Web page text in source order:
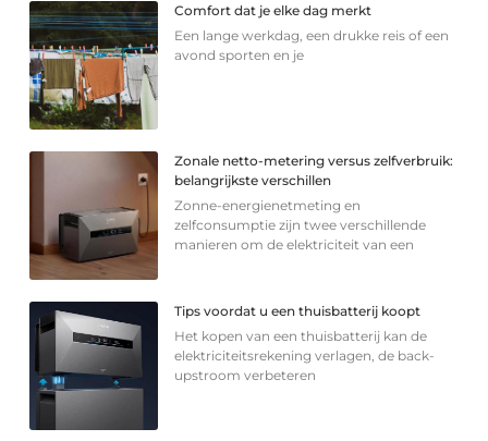
Comfort dat je elke dag merkt
Een lange werkdag, een drukke reis of een
avond sporten en je
Zonale netto-metering versus zelfverbruik:
belangrijkste verschillen
Zonne-energienetmeting en
zelfconsumptie zijn twee verschillende
manieren om de elektriciteit van een
Tips voordat u een thuisbatterij koopt
Het kopen van een thuisbatterij kan de
elektriciteitsrekening verlagen, de back-
upstroom verbeteren